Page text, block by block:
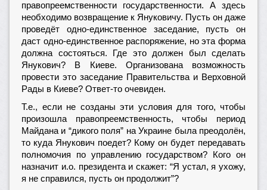
правопреемственности государственности. А здесь
необходимо возвращение к Януковичу. Пусть он даже
проведёт одно-единственное заседание, пусть он
даст одно-единственное распоряжение, но эта форма
должна состояться. Где это должен был сделать
Янукович? В Киеве. Организована возможность
провести это заседание Правительства и Верховной
Рады в Киеве? Ответ-то очевиден.
Т.е., если не созданы эти условия для того, чтобы
произошла правопреемственность, чтобы период
Майдана и “дикого поля” на Украине была преодолён,
то куда Янукович поедет? Кому он будет передавать
полномочия по управлению государством? Кого он
назначит и.о. президента и скажет: “Я устал, я ухожу,
я не справился, пусть он продолжит”?